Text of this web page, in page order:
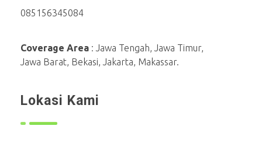
085156345084
Coverage Area : Jawa Tengah, Jawa Timur,
Jawa Barat, Bekasi, Jakarta, Makassar.
Lokasi Kami